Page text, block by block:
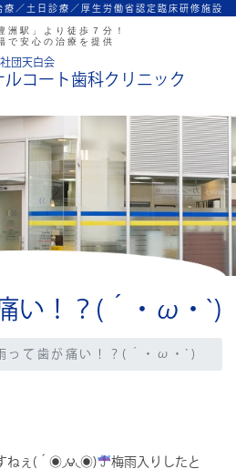
療／ 土日診療／厚生労働省認定臨床研修施設
洲駅」より徒歩７分！
で安心の治療を提供
団天白会
ルコート歯科クリニック
い！？(´・ω・`)
って歯が痛い！？(´・ω・`)
ねぇ(´◉◞౪◟◉)
梅雨入りしたと